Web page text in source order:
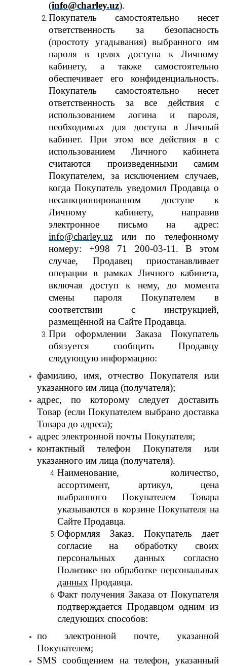
(info@charley.uz).
Покупатель самостоятельно несет
ответственность за безопасность
(простоту угадывания) выбранного им
пароля в целях доступа к Личному
кабинету, а также самостоятельно
обеспечивает его конфиденциальность.
Покупатель самостоятельно несет
ответственность за все действия с
использованием логина и пароля,
необходимых для доступа в Личный
кабинет. При этом все действия в с
использованием Личного кабинета
считаются произведенными самим
Покупателем, за исключением случаев,
когда Покупатель уведомил Продавца о
несанкционированном доступе к
Личному кабинету, направив
электронное письмо на адрес:
info@charley.uz или по телефонному
номеру: +998 71 200-03-11. В этом
случае, Продавец приостанавливает
операции в рамках Личного кабинета,
включая доступ к нему, до момента
смены пароля Покупателем в
соответствии с инструкцией,
размещённой на Сайте Продавца.
При оформлении Заказа Покупатель
обязуется сообщить Продавцу
следующую информацию:
фамилию, имя, отчество Покупателя или
указанного им лица (получателя);
адрес, по которому следует доставить
Товар (если Покупателем выбрано доставка
Товара до адреса);
адрес электронной почты Покупателя;
контактный телефон Покупателя или
указанного им лица (получателя).
Наименование, количество,
ассортимент, артикул, цена
выбранного Покупателем Товара
указываются в корзине Покупателя на
Сайте Продавца.
Оформляя Заказ, Покупатель дает
согласие на обработку своих
персональных данных согласно
Политике по обработке персональных
данных Продавца.
Факт получения Заказа от Покупателя
подтверждается Продавцом одним из
следующих способов:
по электронной почте, указанной
Покупателем;
SMS сообщением на телефон, указанный